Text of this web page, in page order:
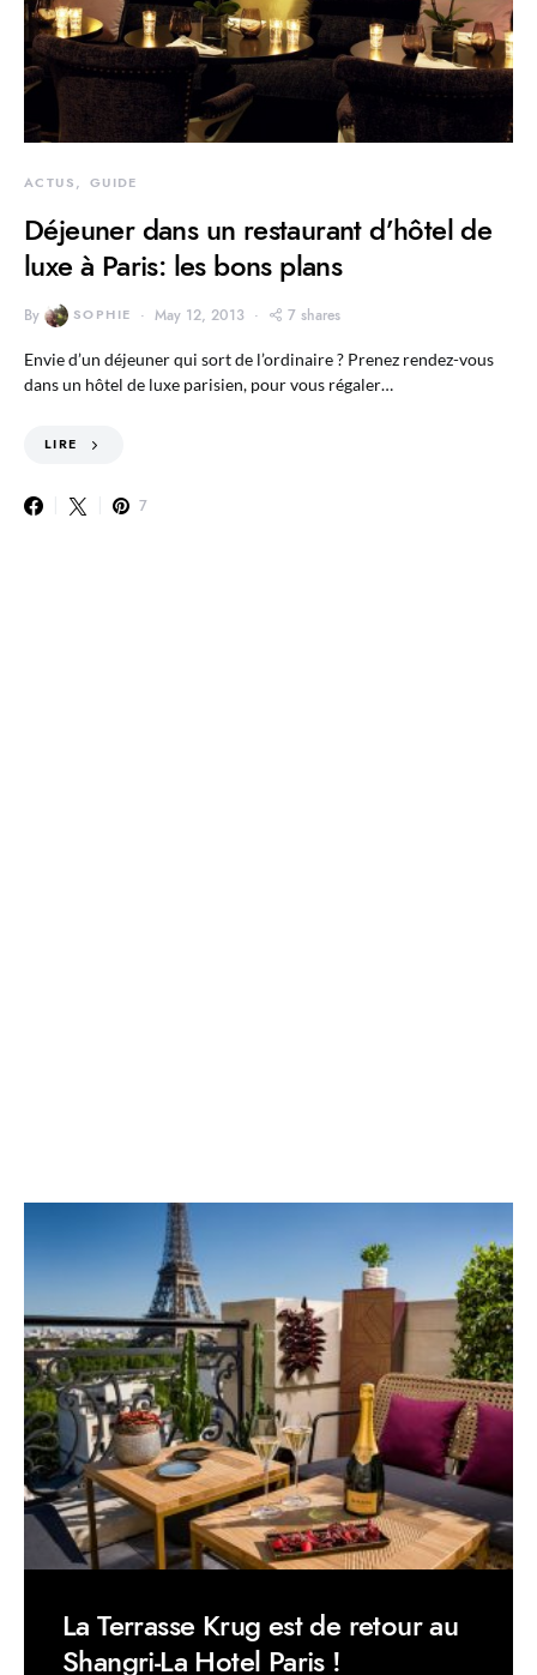
ACTUS GUIDE
Déjeuner dans un restaurant d’hôtel de
luxe à Paris: les bons plans
By SOPHIE May 12, 2013 7 shares
Envie d’un déjeuner qui sort de l’ordinaire ? Prenez rendez-vous
dans un hôtel de luxe parisien, pour vous régaler…
LIRE
7
La Terrasse Krug est de retour au
Shangri-La Hotel Paris !